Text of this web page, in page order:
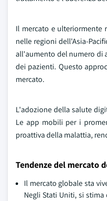
Il mercato e
nelle regioni dell'Asia-
all'aumento del numero di
dei pazienti. Questo
mercato.
L'adozione della salute
Le app mobili per i
proattiva della malattia,
Tendenze del mercato
Il mercato globale sta
Negli Stati Uniti, si